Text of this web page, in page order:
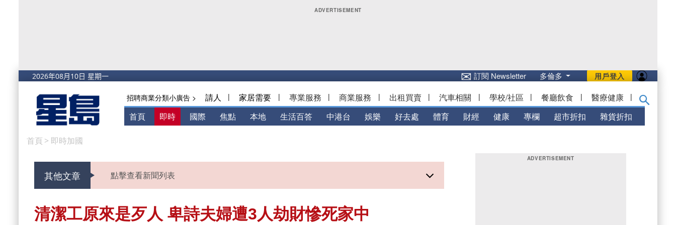
用戶登入
✉訂閱 Newsletter 多倫多
招聘商業分類小廣告 > 請人 | 家居需要 | 專業服務 | 商業服務 | 出租買賣 | 汽車相關 | 學校/社區 | 餐廳飲食 | 醫療健康 |
首頁 即時 國際 焦點 本地 生活百答 中港台 娛樂 好去處 體育 財經 健康 專欄 超市折扣 雜貨折扣
首頁 > 即時加國
其他文章 點擊查看新聞列表
清潔工原來是歹人 卑詩夫婦遭3人劫財慘死家中